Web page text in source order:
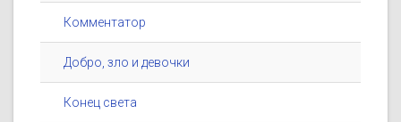
Комментатор
Добро, зло и девочки
Конец света